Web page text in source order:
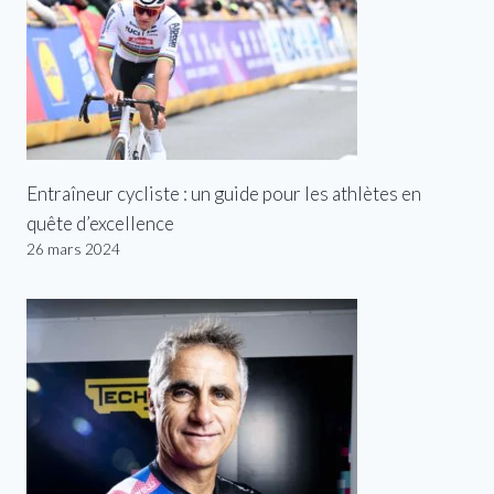
Entraîneur cycliste : un guide pour les athlètes en
quête d’excellence
26 mars 2024